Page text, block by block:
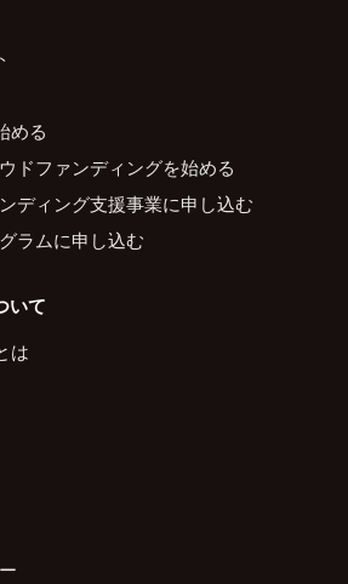
める
ドファンディングを始める
ディング支援事業に申し込む
ラムに申し込む
いて
は